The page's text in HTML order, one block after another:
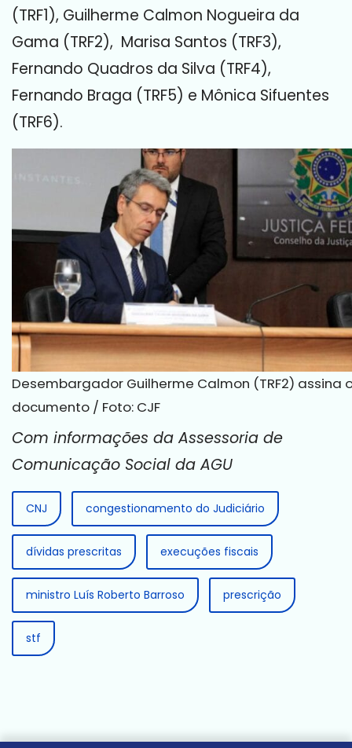
(TRF1), Guilherme Calmon Nogueira da
Gama (TRF2), Marisa Santos (TRF3),
Fernando Quadros da Silva (TRF4),
Fernando Braga (TRF5) e Mônica Sifuentes
(TRF6).
Desembargador Guilherme Calmon (TRF2) assina
documento / Foto: CJF
Com informações da Assessoria de
Comunicação Social da AGU
CNJ congestionamento do Judiciário
dívidas prescritas execuções fiscais
ministro Luís Roberto Barroso prescrição
stf